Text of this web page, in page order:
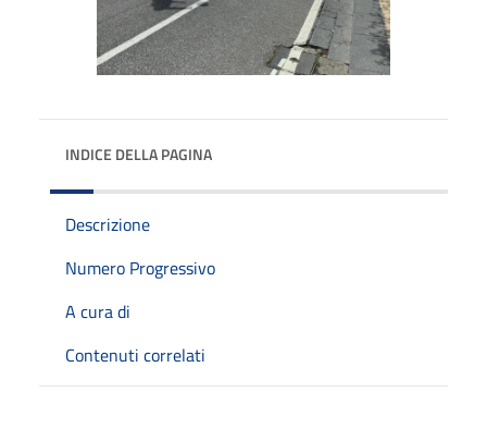
INDICE DELLA PAGINA
Descrizione
Numero Progressivo
A cura di
Contenuti correlati